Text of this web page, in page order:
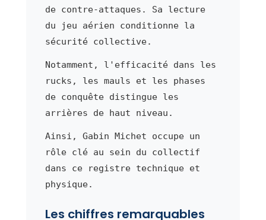
de contre-attaques. Sa lecture
du jeu aérien conditionne la
sécurité collective.
Notamment, l'efficacité dans les
rucks, les mauls et les phases
de conquête distingue les
arrières de haut niveau.
Ainsi, Gabin Michet occupe un
rôle clé au sein du collectif
dans ce registre technique et
physique.
Les chiffres remarquables